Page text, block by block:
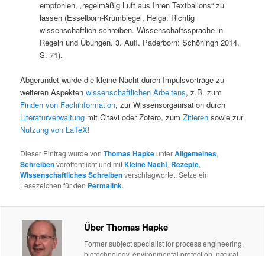
empfohlen, „regelmäßig Luft aus Ihren Textballons“ zu
lassen (Esselborn-Krumbiegel, Helga: Richtig
wissenschaftlich schreiben. Wissenschaftssprache in
Regeln und Übungen. 3. Aufl. Paderborn: Schöningh 2014,
S. 71).
Abgerundet wurde die kleine Nacht durch Impulsvorträge zu
weiteren Aspektenwissenschaftlichen Arbeitens, z.B. zum
Finden von Fachinformation, zur Wissensorganisation durch
Literaturverwaltung mit Citavi oder Zotero, zumZitieren sowie zur
Nutzung von LaTeX!
Dieser Eintrag wurde vonThomas HapkeunterAllgemeines,
Schreibenveröffentlicht und mitKleine Nacht, Rezepte,
Wissenschaftliches Schreibenverschlagwortet. Setze ein
Lesezeichen für den Permalink.
Über Thomas Hapke
Former subject specialist for process engineering,